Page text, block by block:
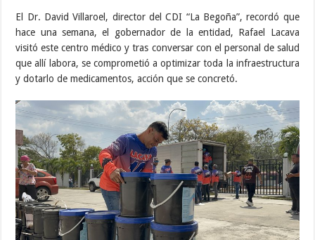
El Dr. David Villaroel, director del CDI “La Begoña”, recordó que
hace una semana, el gobernador de la entidad, Rafael Lacava
visitó este centro médico y tras conversar con el personal de salud
que allí labora, se comprometió a optimizar toda la infraestructura
y dotarlo de medicamentos, acción que se concretó.